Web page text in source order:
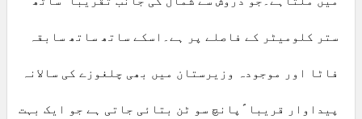
ستر کلومیٹر کے فاصلے پر ہے۔اسکے ساتھ ساتھ سابقہ
فاٹا اور موجودہ وزیرستان میں بھی چلغوزے کی سالانہ
پیداوار قریبا ًپانچ سو ٹن بتائی جاتی ہے جو ایک بہت